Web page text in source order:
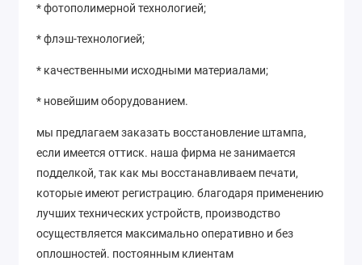
* фотополимерной технологией;
* флэш-технологией;
* качественными исходными материалами;
* новейшим оборудованием.
мы предлагаем заказать восстановление штампа,
если имеется оттиск. наша фирма не занимается
подделкой, так как мы восстанавливаем печати,
которые имеют регистрацию. благодаря применению
лучших технических устройств, производство
осуществляется максимально оперативно и без
оплошностей. постоянным клиентам